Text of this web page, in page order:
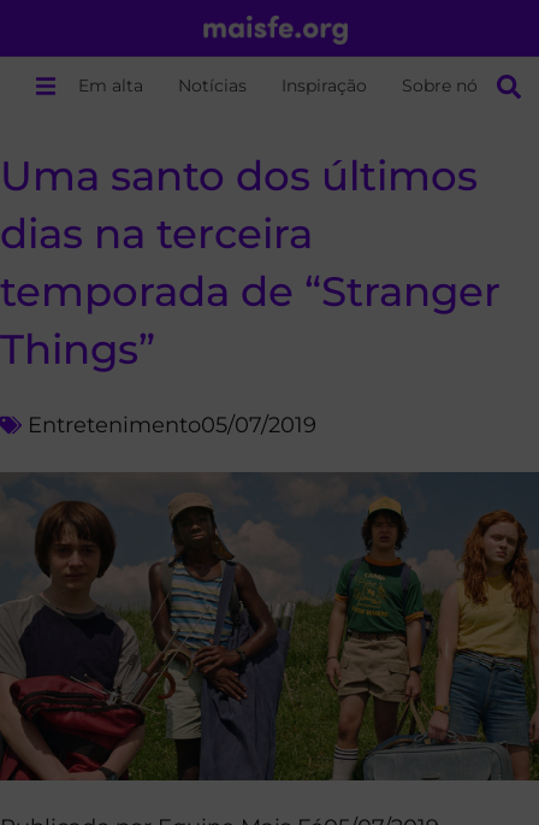
Em alta Notícias Inspiração Sobre nós
Uma santo dos últimos
dias na terceira
temporada de “Stranger
Things”
Entretenimento05/07/2019